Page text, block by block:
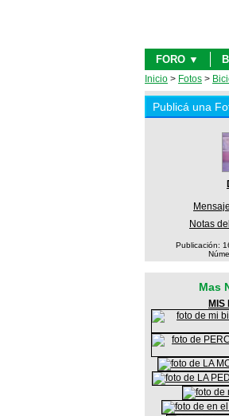
FORO ▼
Inicio > Fotos >
Notas
Publicación:
Mas
MIS